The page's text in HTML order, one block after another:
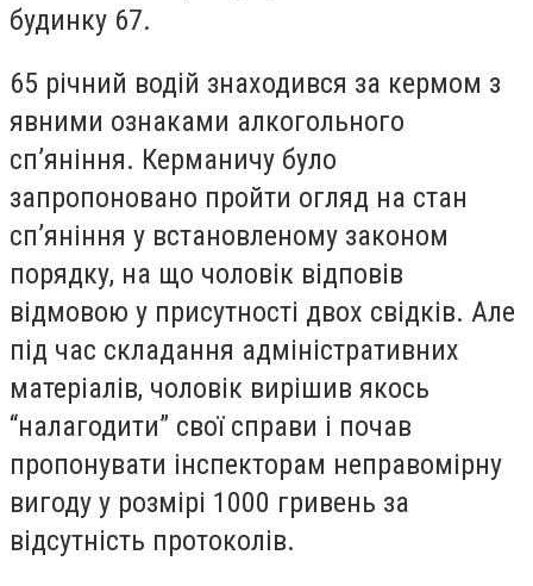
будинку 67.
65 річний водій знаходився за кермом з
явними ознаками алкогольного
сп’яніння. Керманичу було
запропоновано пройти огляд на стан
сп’яніння у встановленому законом
порядку, на що чоловік відповів
відмовою у присутності двох свідків. Але
під час складання адміністративних
матеріалів, чоловік вирішив якось
“налагодити” свої справи і почав
пропонувати інспекторам неправомірну
вигоду у розмірі 1000 гривень за
відсутність протоколів.